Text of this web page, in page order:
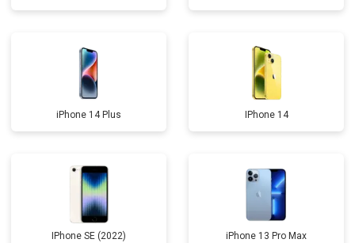
iPhone 14 Plus IPhone 14
IPhone SE (2022) iPhone 13 Pro Max